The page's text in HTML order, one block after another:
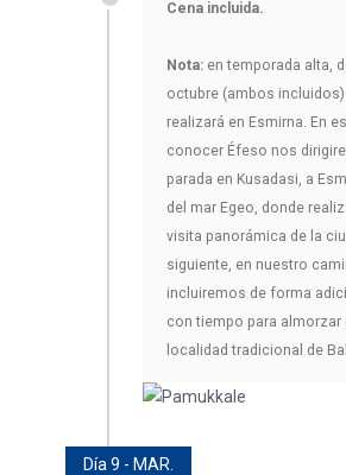
Cena incluida.
Nota: en temporada alta,
octubre (ambos
realizará en Esmirna. En
conocer Éfeso nos
parada en Kusadasi, a
del mar Egeo, donde
visita panorámica de la
siguiente, en nuestro
incluiremos de forma
con tiempo para almorzar
localidad tradicional de
Día 9 - MAR.